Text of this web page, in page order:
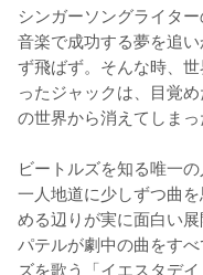
シンガーソングライタ
音楽で成功する夢を追
ず飛ばず。そんな時、
ったジャックは、目覚
の世界から消えてしまっ
ビートルズを知る唯一
一人地道に少しずつ曲
める辺りが実に面白い
パテルが劇中の曲をす
ズを歌う「イエスタデ